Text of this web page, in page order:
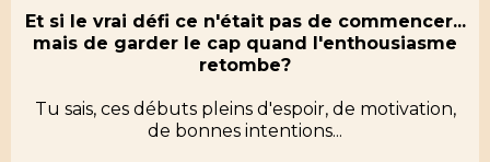
Et si le vrai défi ce n'était pas de commencer...
mais de garder le cap quand l'enthousiasme
retombe?
Tu sais, ces débuts pleins d'espoir, de motivation,
de bonnes intentions...